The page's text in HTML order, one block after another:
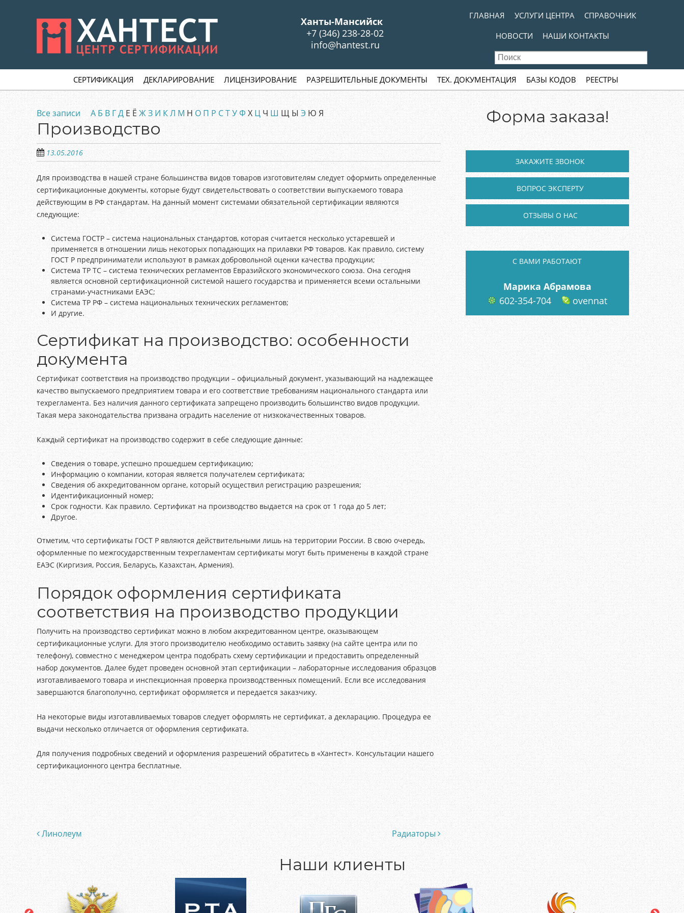
Ханты-Мансийск
+7 (346) 238-28-02
info@hantest.ru
MENU
Skip to content
ГЛАВНАЯ УСЛУГИ ЦЕНТРА
СПРАВОЧНИК
НОВОСТИ
НАШИ КОНТАКТЫ
Skip to contentСЕРТИФИКАЦИЯ ДЕКЛАРИРОВАНИЕ ЛИЦЕНЗИРОВАНИЕ РАЗРЕШИТЕЛЬНЫЕ ДОКУМЕНТЫ ТЕХ. ДОКУМЕНТАЦИЯ БАЗЫ КОДОВ РЕЕСТРЫ
Все записи А Б В ГДЕ Ё ЖЗ И КЛ М Н О П Р СТУФ Х Ц Ч Ш Щ Ы Э Ю Я
Производство
13.05.2016
Для производства в нашей стране большинства видов товаров изготовителям следует оформить определенные
сертификационные документы, которые будут свидетельствовать о соответствии выпускаемого товара
действующим в РФ стандартам. На данный момент системами обязательной сертификации являются
следующие:
Система ГОСТР – система национальных стандартов, которая считается несколько устаревшей и
применяется в отношении лишь некоторых попадающих на прилавки РФ товаров. Как правило, систему
ГОСТ Р предприниматели используют в рамках добровольной оценки качества продукции;
Система ТР ТС – система технических регламентов Евразийского экономического союза. Она сегодня
является основной сертификационной системой нашего государства и применяется всеми остальными
странами-участниками ЕАЭС;
Система ТР РФ – система национальных технических регламентов;
И другие.
Сертификат на производство: особенности
документа
Сертификат соответствия на производство продукции – официальный документ, указывающий на надлежащее
качество выпускаемого предприятием товара и его соответствие требованиям национального стандарта или
техрегламента. Без наличия данного сертификата запрещено производить большинство видов продукции.
Такая мера законодательства призвана оградить население от низкокачественных товаров.
Каждый сертификат на производство содержит в себе следующие данные:
Сведения о товаре, успешно прошедшем сертификацию;
Информацию о компании, которая является получателем сертификата;
Сведения об аккредитованном органе, который осуществил регистрацию разрешения;
Идентификационный номер;
Срок годности. Как правило. Сертификат на производство выдается на срок от 1 года до 5 лет;
Другое.
Отметим, что сертификаты ГОСТ Р являются действительными лишь на территории России. В свою очередь,
оформленные по межгосударственным техрегламентам сертификаты могут быть применены в каждой стране
ЕАЭС (Киргизия, Россия, Беларусь, Казахстан, Армения).
Порядок оформления сертификата
соответствия на производство продукции
Получить на производство сертификат можно в любом аккредитованном центре, оказывающем
сертификационные услуги. Для этого производителю необходимо оставить заявку (на сайте центра или по
телефону), совместно с менеджером центра подобрать схему сертификации и предоставить определенный
набор документов. Далее будет проведен основной этап сертификации – лабораторные исследования образцов
изготавливаемого товара и инспекционная проверка производственных помещений. Если все исследования
завершаются благополучно, сертификат оформляется и передается заказчику.
На некоторые виды изготавливаемых товаров следует оформлять не сертификат, а декларацию. Процедура ее
выдачи несколько отличается от оформления сертификата.
Для получения подробных сведений и оформления разрешений обратитесь в «Хантест». Консультации нашего
сертификационного центра бесплатные.
Post navigation
Линолеум Радиаторы
Форма заказа!
ЗАКАЖИТЕ ЗВОНОК
ВОПРОС ЭКСПЕРТУ
ОТЗЫВЫ О НАС
C ВАМИ РАБОТАЮТ
Марика Абрамова
602-354-704
ovennat
Наши клиенты